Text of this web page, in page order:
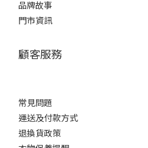
品牌故事
門市資訊
顧客服務
常見問題
運送及付款方式
退換貨政策